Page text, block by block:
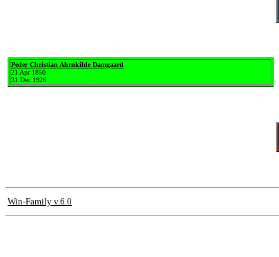
Peder Christian Ahrnkilde Damgaard
21 Apr 1850
31 Dec 1926
Win-Family v.6.0